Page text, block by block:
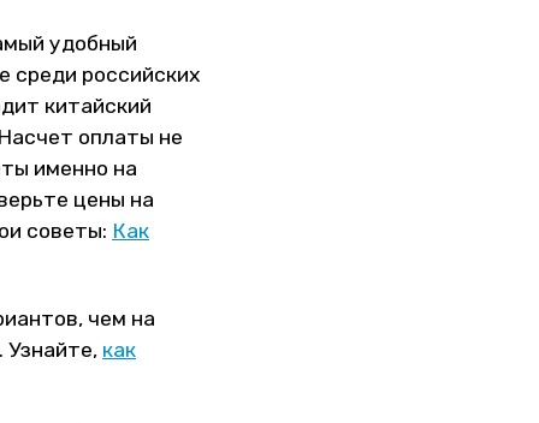
удобный
среди российских
китайский
оплаты не
именно на
цены на
советы: Как
чем на
Узнайте, как